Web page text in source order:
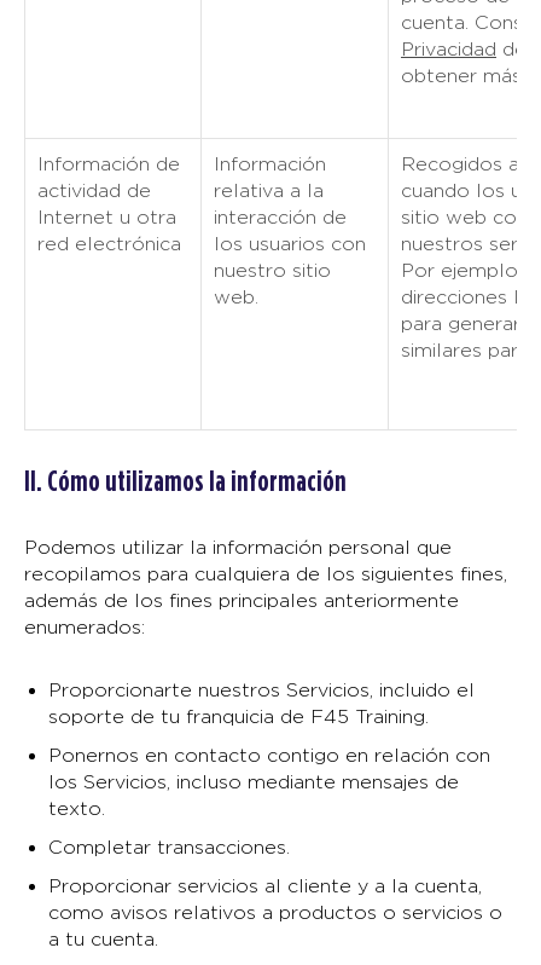
cuenta.
Privacidad de
obtener más
Información de
actividad de
Internet u otra
red electrónica
Información
relativa a la
interacción de
los usuarios con
nuestro sitio
web.
Recogidos
cuando los
sitio web con
nuestros
Por ejemplo,
direcciones
para generar
similares para
II. Cómo utilizamos la información
Podemos utilizar la información personal que
recopilamos para cualquiera de los siguientes fines,
además de los fines principales anteriormente
enumerados:
Proporcionarte nuestros Servicios, incluido el
soporte de tu franquicia de F45 Training.
Ponernos en contacto contigo en relación con
los Servicios, incluso mediante mensajes de
texto.
Completar transacciones.
Proporcionar servicios al cliente y a la cuenta,
como avisos relativos a productos o servicios o
a tu cuenta.